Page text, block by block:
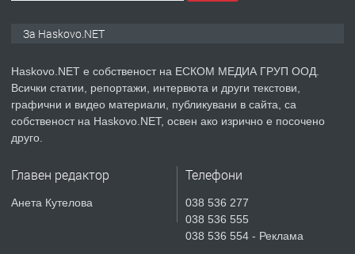
преди 4 дни
ПРЕДЛАГА
Продавам парцел в гр. Хасково кв.
СГЛОБЯВАНЕ НА МЕБЕЛИ.
За Haskovo.NET
Haskovo.NET е собственост на ЕСКОМ МЕДИА ГРУП ООД.
Всички статии, репортажи, интервюта и други текстови,
графични и видео материали, публикувани в сайта, са
собственост на Haskovo.NET, освен ако изрично е посочено
друго.
Главен редактор
Анета Кутелова
Телефони
038 536 277
038 536 555
038 536 554 - Реклама